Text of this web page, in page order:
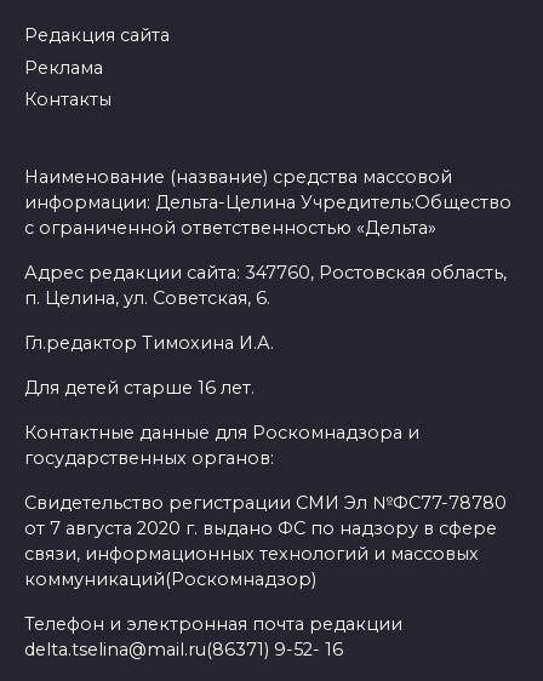
Редакция сайта
Реклама
Контакты
Наименование (название) средства массовой
информации: Дельта-Целина Учредитель:Общество
с ограниченной ответственностью «Дельта»
Адрес редакции сайта: 347760, Ростовская область,
п. Целина, ул. Советская, 6.
Гл.редактор Тимохина И.А.
Для детей старше 16 лет.
Контактные данные для Роскомнадзора и
государственных органов:
Свидетельство регистрации СМИ Эл №ФС77-78780
от 7 августа 2020 г. выдано ФС по надзору в сфере
связи, информационных технологий и массовых
коммуникаций(Роскомнадзор)
Телефон и электронная почта редакции
delta.tselina@mail.ru(86371) 9-52- 16